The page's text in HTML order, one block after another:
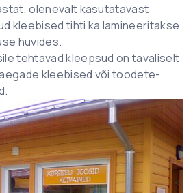
olenevalt kasutatavast
kleebised tihti ka lamineeritakse
huvides.
tehtavad kleepsud on tavaliselt
kleebised või toodete-